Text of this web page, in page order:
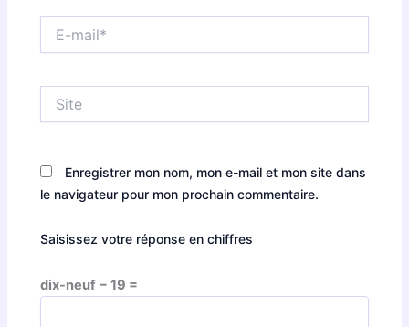
mail*
Enregistrer mon nom, mon e-mail et mon site dans
le navigateur pour mon prochain commentaire.
Saisissez votre réponse en chiffres
dix-neuf − 19 =